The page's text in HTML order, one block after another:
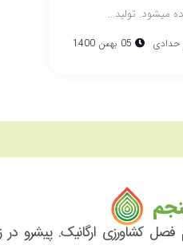
میشود. تولید...
کشاورزی ارگانیک. پیشرو در